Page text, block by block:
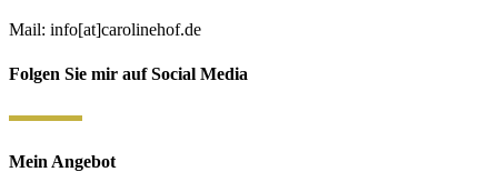
Mail: info[at]carolinehof.de
Folgen Sie mir auf Social Media
Mein Angebot